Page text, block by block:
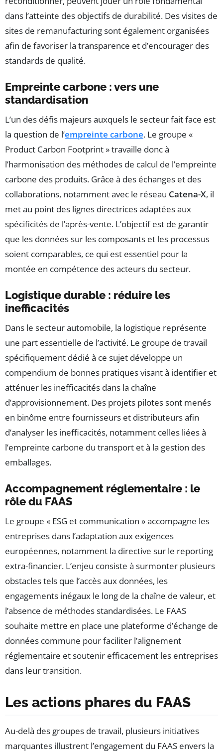
dans l’atteinte des objectifs de durabilité. Des visites de
sites de remanufacturing sont également organisées
afin de favoriser la transparence et d’encourager des
standards de qualité.
Empreinte carbone : vers une
standardisation
L’un des défis majeurs auxquels le secteur fait face est
la question de l’empreinte carbone. Le groupe «
Product Carbon Footprint » travaille donc à
l’harmonisation des méthodes de calcul de l’empreinte
carbone des produits. Grâce à des échanges et des
collaborations, notamment avec le réseau Catena-X, il
met au point des lignes directrices adaptées aux
spécificités de l’après-vente. L’objectif est de garantir
que les données sur les composants et les processus
soient comparables, ce qui est essentiel pour la
montée en compétence des acteurs du secteur.
Logistique durable : réduire les
inefficacités
Dans le secteur automobile, la logistique représente
une part essentielle de l’activité. Le groupe de travail
spécifiquement dédié à ce sujet développe un
compendium de bonnes pratiques visant à identifier et
atténuer les inefficacités dans la chaîne
d’approvisionnement. Des projets pilotes sont menés
en binôme entre fournisseurs et distributeurs afin
d’analyser les inefficacités, notamment celles liées à
l’empreinte carbone du transport et à la gestion des
emballages.
Accompagnement réglementaire : le
rôle du FAAS
Le groupe « ESG et communication » accompagne les
entreprises dans l’adaptation aux exigences
européennes, notamment la directive sur le reporting
extra-financier. L’enjeu consiste à surmonter plusieurs
obstacles tels que l’accès aux données, les
engagements inégaux le long de la chaîne de valeur, et
l’absence de méthodes standardisées. Le FAAS
souhaite mettre en place une plateforme d’échange de
données commune pour faciliter l’alignement
réglementaire et soutenir efficacement les entreprises
dans leur transition.
Les actions phares du FAAS
Au-delà des groupes de travail, plusieurs initiatives
marquantes illustrent l’engagement du FAAS envers la